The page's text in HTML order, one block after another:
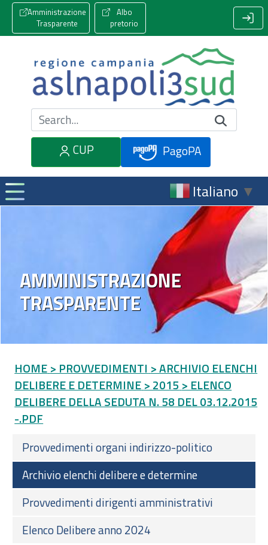
Amministrazione
Trasparente
Albo
pretorio
Cerca nel sito
CUP
PagoPA
Italiano ▼
AMMINISTRAZIONE
TRASPARENTE
HOME > PROVVEDIMENTI > ARCHIVIO ELENCHI
DELIBERE E DETERMINE > 2015 > ELENCO
DELIBERE DELLA SEDUTA N. 58 DEL 03.12.2015
-.PDF
Provvedimenti organi indirizzo-politico
Archivio elenchi delibere e determine
Provvedimenti dirigenti amministrativi
Elenco Delibere anno 2024